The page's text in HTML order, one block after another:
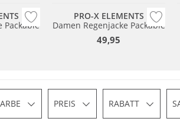
Packable
PRO-X ELEMENTS
Damen Regenjacke Packable
49,95
PREIS RABATT